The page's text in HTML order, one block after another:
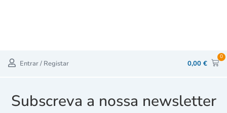
Entrar / Registar 0,00 €
0
Subscreva a nossa newsletter